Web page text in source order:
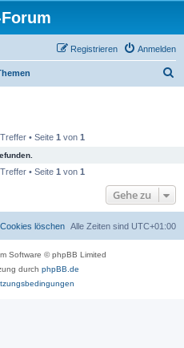
Anmelden
Registrieren
• Seite 1 von 1
• Seite 1 von 1
Gehe zu
Alle Zeiten sind UTC+01:00
löschen
Software © phpBB Limited
durch phpBB.de